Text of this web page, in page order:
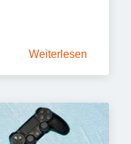
Weiterlesen